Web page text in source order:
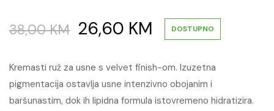
38,00KM Original
was:
26,60 KM Current
price
is:
DOSTUPNO
Kremasti ruž za usne s velvet finish-om. Izuzetna
pigmentacija ostavlja usne intenzivno obojanim i
baršunastim, dok ih lipidna formula istovremeno hidratizira.